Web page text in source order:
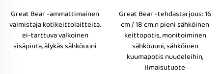
Great Bear -ammattimainen
valmistaja kotikeittolaitteita,
ei-tarttuva valkoinen
sisäpinta, älykäs sähköuuni
Great Bear -tehdastarjous: 16
cm / 18 cm:n pieni sähköinen
keittopotis, monitoiminen
sähköuuni, sähköinen
kuumapotis nuudeleihin,
ilmaisutuote